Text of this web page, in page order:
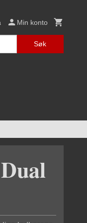
Min konto
Søk